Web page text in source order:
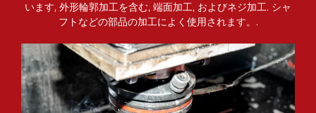
います, 外形輪郭加工を含む, 端面加工, およびネジ加工. シャ
フトなどの部品の加工によく使用されます。.